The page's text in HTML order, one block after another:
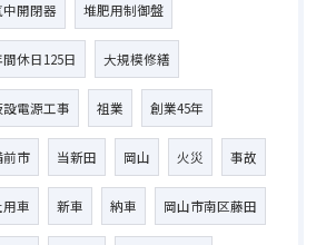
中開閉器 堆肥用制御盤
休日125日 大規模修繕
設電源工事 祖業 創業45年
前市 当新田 岡山 火災 事故
用車 新車 納車 岡山市南区藤田